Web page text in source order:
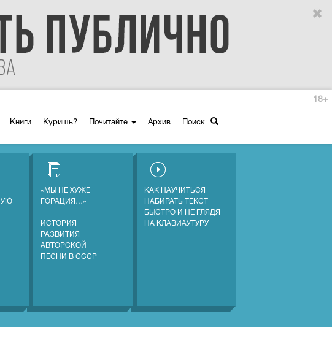
Книги Куришь? Почитайте Архив Поиск
18+
«МЫ НЕ ХУЖЕ
ГОРАЦИЯ…»
ИСТОРИЯ
РАЗВИТИЯ
АВТОРСКОЙ
ПЕСНИ В СССР
КАК НАУЧИТЬСЯ
НАБИРАТЬ ТЕКСТ
БЫСТРО И НЕ ГЛЯДЯ
НА КЛАВИАУТУРУ